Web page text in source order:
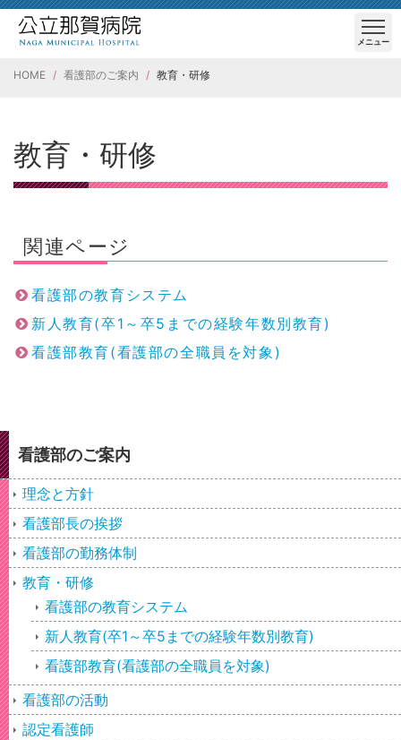
メニュー
HOME 看護部のご案内 教育・研修
教育・研修
関連ページ
看護部の教育システム
新人教育(卒1～卒5までの経験年数別教育)
看護部教育(看護部の全職員を対象)
看護部のご案内
理念と方針
看護部長の挨拶
看護部の勤務体制
教育・研修
看護部の教育システム
新人教育(卒1～卒5までの経験年数別教育)
看護部教育(看護部の全職員を対象)
看護部の活動
認定看護師